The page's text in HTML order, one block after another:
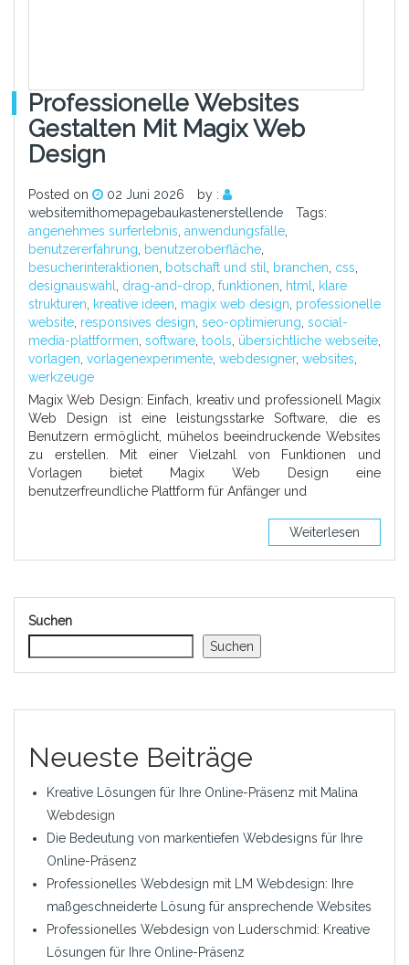
Professionelle Websites
Gestalten Mit Magix Web
Design
Posted on 02 Juni 2026
by :
websitemithomepagebaukastenerstellende
Tags:
angenehmes surferlebnis anwendungsfälle
benutzererfahrung
benutzeroberfläche
besucherinteraktionen
botschaft und stil branchen css
designauswahl
drag-and-drop funktionen html
klare
strukturen
kreative ideen magix web design professionelle
website responsives design seo-optimierung social-
media-plattformen software tools übersichtliche webseite
vorlagen vorlagenexperimente webdesigner, websites
werkzeuge
Magix Web Design: Einfach, kreativ und professionell Magix
Web Design ist eine leistungsstarke Software, die es
Benutzern ermöglicht, mühelos beeindruckende Websites
zu erstellen. Mit einer Vielzahl von Funktionen und
Vorlagen bietet Magix Web Design eine
benutzerfreundliche Plattform für Anfänger und
Weiterlesen
Suchen
Suchen
Neueste Beiträge
Kreative Lösungen für Ihre Online-Präsenz mit Malina
Webdesign
Die Bedeutung von markentiefen Webdesigns für Ihre
Online-Präsenz
Professionelles Webdesign mit LM Webdesign: Ihre
maßgeschneiderte Lösung für ansprechende Websites
Professionelles Webdesign von Luderschmid: Kreative
Lösungen für Ihre Online-Präsenz